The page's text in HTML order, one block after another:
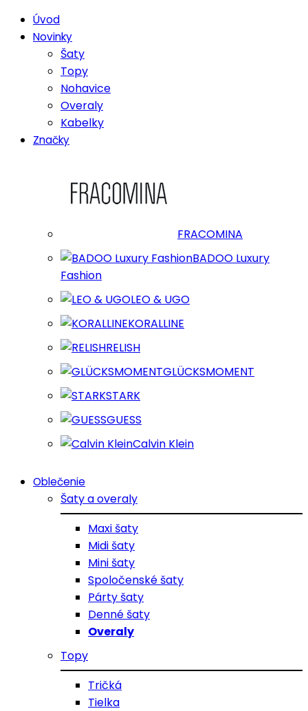
Úvod
Novinky
Šaty
Topy
Nohavice
Overaly
Kabelky
Značky
FRACOMINA
BADOO Luxury
Fashion
LEO & UGO
KORALLINE
RELISH
GLÜCKSMOMENT
STARK
GUESS
Calvin Klein
Oblečenie
Šaty a overaly
Maxi šaty
Midi šaty
Mini šaty
Spoločenské šaty
Párty šaty
Denné šaty
Overaly
Topy
Tričká
Tielka